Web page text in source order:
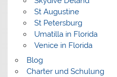
St Augustine
St Petersburg
Umatilla in Florida
Venice in Florida
Blog
Charter und Schulung